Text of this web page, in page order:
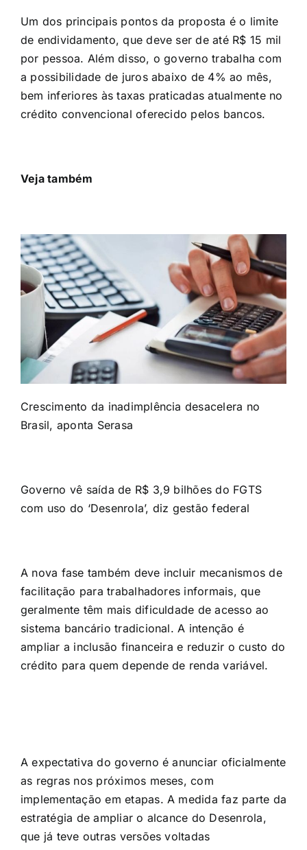
Um dos principais pontos da proposta é o limite
de endividamento, que deve ser de até R$ 15 mil
por pessoa. Além disso, o governo trabalha com
a possibilidade de juros abaixo de 4% ao mês,
bem inferiores às taxas praticadas atualmente no
crédito convencional oferecido pelos bancos.
Veja também
Crescimento da inadimplência desacelera no
Brasil, aponta Serasa
Governo vê saída de R$ 3,9 bilhões do FGTS
com uso do ‘Desenrola’, diz gestão federal
A nova fase também deve incluir mecanismos de
facilitação para trabalhadores informais, que
geralmente têm mais dificuldade de acesso ao
sistema bancário tradicional. A intenção é
ampliar a inclusão financeira e reduzir o custo do
crédito para quem depende de renda variável.
A expectativa do governo é anunciar oficialmente
as regras nos próximos meses, com
implementação em etapas. A medida faz parte da
estratégia de ampliar o alcance do Desenrola,
que já teve outras versões voltadas